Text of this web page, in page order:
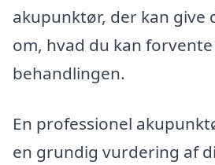
akupunktør, der kan give
om, hvad du kan
behandlingen.
En professionel
en grundig vurdering af